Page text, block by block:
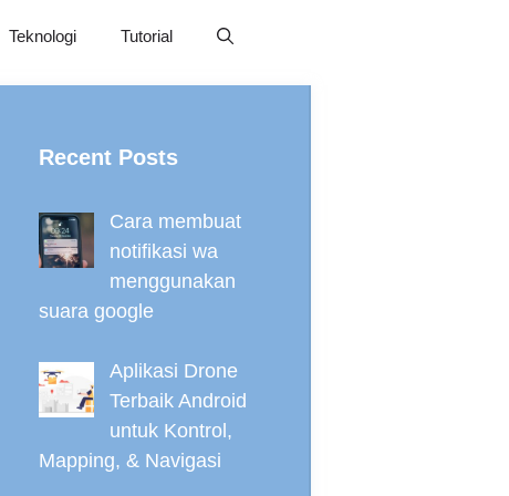
Teknologi Tutorial
Recent Posts
Cara membuat
notifikasi wa
menggunakan
suara google
Aplikasi Drone
Terbaik Android
untuk Kontrol,
Mapping, & Navigasi